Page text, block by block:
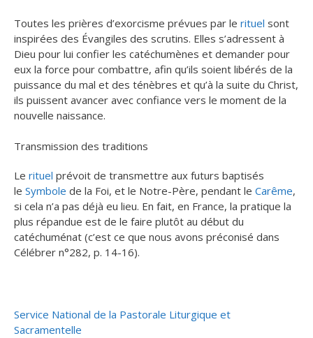
Toutes les prières d’exorcisme prévues par le rituel sont
inspirées des Évangiles des scrutins. Elles s’adressent à
Dieu pour lui confier les catéchumènes et demander pour
eux la force pour combattre, afin qu’ils soient libérés de la
puissance du mal et des ténèbres et qu’à la suite du Christ,
ils puissent avancer avec confiance vers le moment de la
nouvelle naissance.
Transmission des traditions
Le rituel prévoit de transmettre aux futurs baptisés
le Symbole de la Foi, et le Notre-Père, pendant le Carême,
si cela n’a pas déjà eu lieu. En fait, en France, la pratique la
plus répandue est de le faire plutôt au début du
catéchuménat (c’est ce que nous avons préconisé dans
Célébrer n°282, p. 14-16).
Service National de la Pastorale Liturgique et
Sacramentelle